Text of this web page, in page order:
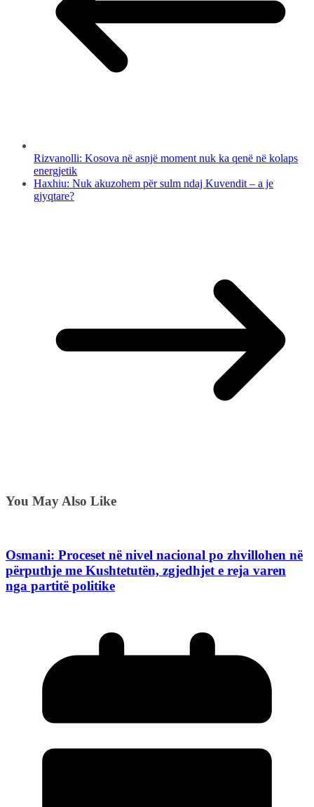
Rizvanolli: Kosova në asnjë moment nuk ka qenë në kolaps
energjetik
Haxhiu: Nuk akuzohem për sulm ndaj Kuvendit – a je
gjyqtare?
You May Also Like
Osmani: Proceset në nivel nacional po zhvillohen në
përputhje me Kushtetutën, zgjedhjet e reja varen
nga partitë politike